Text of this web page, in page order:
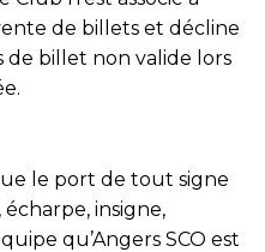
de billets et décline
de billet non valide lors
le port de tout signe
insigne,
qu’Angers SCO est